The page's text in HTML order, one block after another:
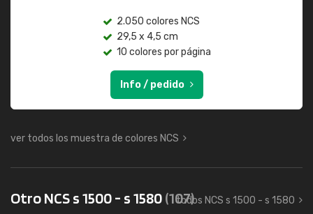
2.050 colores NCS
29,5 x 4,5 cm
10 colores por página
Info / pedido
ver todos los muestra de colores NCS
Otro NCS s 1500 - s 1580(107)
todos NCS s 1500 - s 1580